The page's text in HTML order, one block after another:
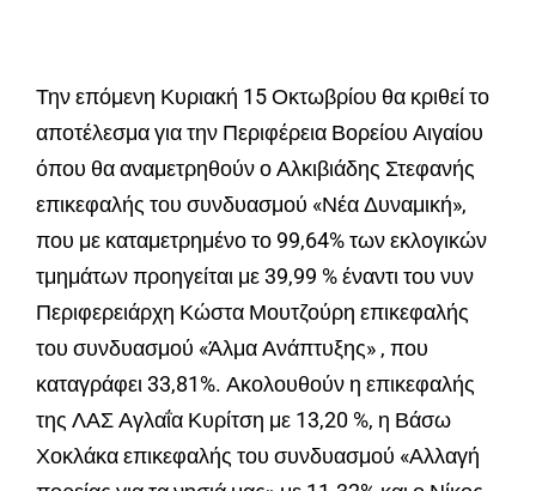
Την επόμενη Κυριακή 15 Οκτωβρίου θα κριθεί το
αποτέλεσμα για την Περιφέρεια Βορείου Αιγαίου
όπου θα αναμετρηθούν ο Αλκιβιάδης Στεφανής
επικεφαλής του συνδυασμού «Νέα Δυναμική»,
που με καταμετρημένο το 99,64% των εκλογικών
τμημάτων προηγείται με 39,99 % έναντι του νυν
Περιφερειάρχη Κώστα Μουτζούρη επικεφαλής
του συνδυασμού «Άλμα Ανάπτυξης» , που
καταγράφει 33,81%. Ακολουθούν η επικεφαλής
της ΛΑΣ Αγλαΐα Κυρίτση με 13,20 %, η Βάσω
Χοκλάκα επικεφαλής του συνδυασμού «Αλλαγή